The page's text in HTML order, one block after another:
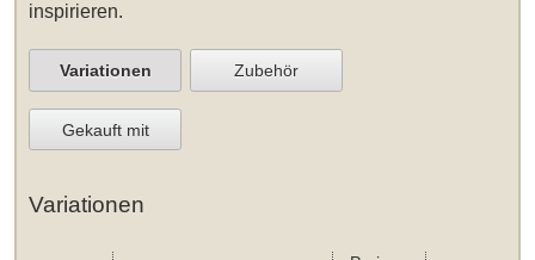
inspirieren.
Variationen Zubehör
Gekauft mit
Variationen